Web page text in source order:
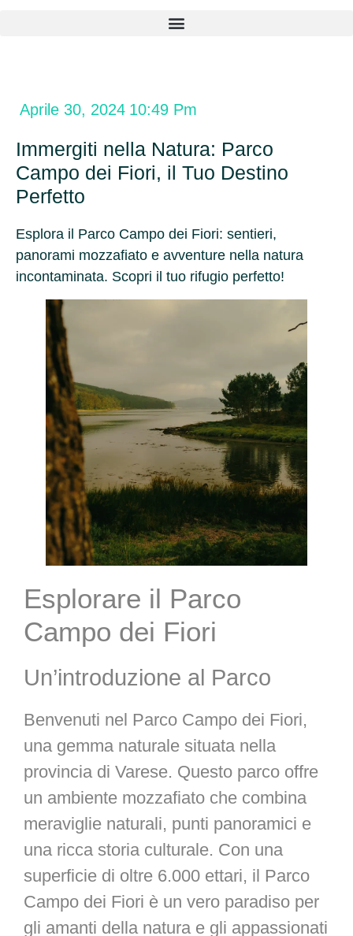
Aprile 30, 2024 10:49 Pm
Immergiti nella Natura: Parco
Campo dei Fiori, il Tuo Destino
Perfetto
Esplora il Parco Campo dei Fiori: sentieri,
panorami mozzafiato e avventure nella natura
incontaminata. Scopri il tuo rifugio perfetto!
Esplorare il Parco
Campo dei Fiori
Un’introduzione al Parco
Benvenuti nel Parco Campo dei Fiori,
una gemma naturale situata nella
provincia di Varese. Questo parco offre
un ambiente mozzafiato che combina
meraviglie naturali, punti panoramici e
una ricca storia culturale. Con una
superficie di oltre 6.000 ettari, il Parco
Campo dei Fiori è un vero paradiso per
gli amanti della natura e gli appassionati